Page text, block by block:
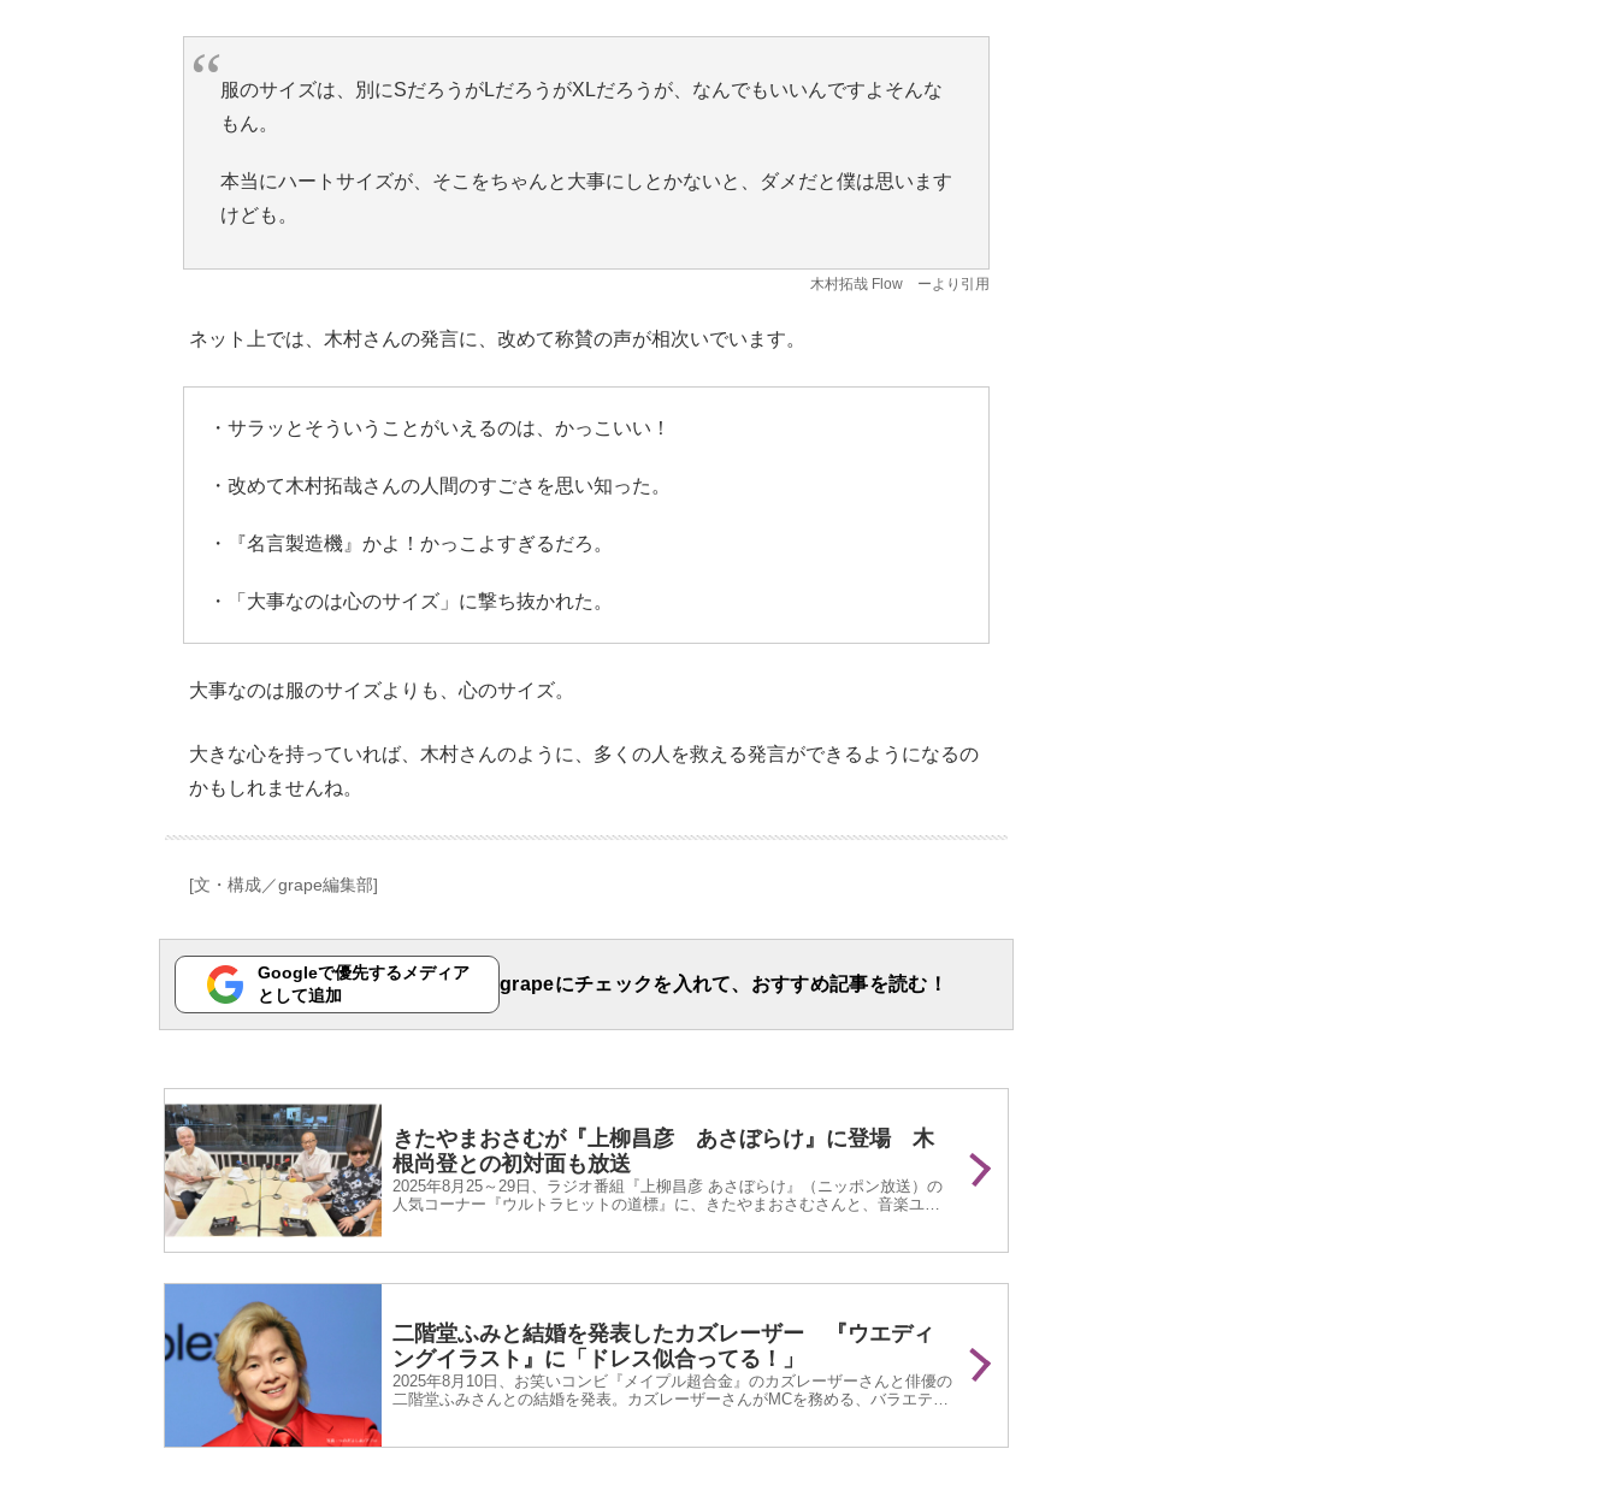
服のサイズは、別にSだろうがLだろうがXLだろうが、なんでもいいんですよそんな
もん。
本当にハートサイズが、そこをちゃんと大事にしとかないと、ダメだと僕は思います
けども。
木村拓哉 Flow ーより引用
ネット上では、木村さんの発言に、改めて称賛の声が相次いでいます。
・サラッとそういうことがいえるのは、かっこいい！
・改めて木村拓哉さんの人間のすごさを思い知った。
・『名言製造機』かよ！かっこよすぎるだろ。
・「大事なのは心のサイズ」に撃ち抜かれた。
大事なのは服のサイズよりも、心のサイズ。
大きな心を持っていれば、木村さんのように、多くの人を救える発言ができるようになるの
かもしれませんね。
[文・構成／grape編集部]
Googleで優先するメディア
として追加
grapeにチェックを入れて、おすすめ記事を読む！
きたやまおさむが『上柳昌彦 あさぼらけ』に登場 木
根尚登との初対面も放送
2025年8月25～29日、ラジオ番組『上柳昌彦 あさぼらけ』（ニッポン放送）の
人気コーナー『ウルトラヒットの道標』に、きたやまおさむさんと、音楽ユニ
二階堂ふみと結婚を発表したカズレーザー 『ウエディ
ングイラスト』に「ドレス似合ってる！」
2025年8月10日、お笑いコンビ『メイプル超合金』のカズレーザーさんと俳優の
二階堂ふみさんとの結婚を発表。カズレーザーさんがMCを務める、バラエティ